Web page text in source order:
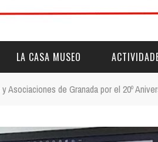
LA CASA MUSEO
VIDEOS OTRAS
Asociaciones de Granada por el 20º